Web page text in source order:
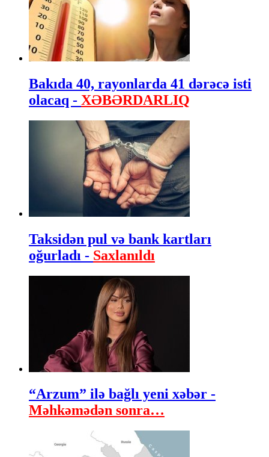
Bakıda 40, rayonlarda 41 dərəcə isti
olacaq - XƏBƏRDARLIQ
Taksidən pul və bank kartları
oğurladı - Saxlanıldı
“Arzum” ilə bağlı yeni xəbər -
Məhkəmədən sonra…